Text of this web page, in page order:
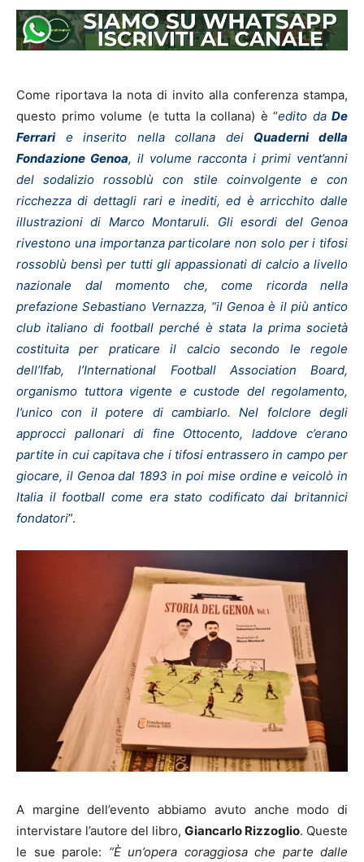
Come riportava la nota di invito alla conferenza stampa,
questo primo volume (e tutta la collana) è “edito da De
Ferrarie inserito nella collana dei Quaderni della
Fondazione Genoa, il volume racconta i primi vent’anni
del sodalizio rossoblù con stile coinvolgente e con
ricchezza di dettagli rari e inediti, ed è arricchito dalle
illustrazioni di Marco Montaruli. Gli esordi del Genoa
rivestono una importanza particolare non solo per i tifosi
rossoblù bensì per tutti gli appassionati di calcio a livello
nazionale dal momento che, come ricorda nella
prefazione Sebastiano Vernazza, “il Genoa è il più antico
club italiano di football perché è stata la prima società
costituita per praticare il calcio secondo le regole
dell’Ifab, l’International Football Association Board,
organismo tuttora vigente e custode del regolamento,
l’unico con il potere di cambiarlo. Nel folclore degli
approcci pallonari di fine Ottocento, laddove c’erano
partite in cui capitava che i tifosi entrassero in campo per
giocare, il Genoa dal 1893 in poi mise ordine e veicolò in
Italia il football come era stato codificato dai britannici
fondatori”.
A margine dell’evento abbiamo avuto anche modo di
intervistare l’autore del libro, Giancarlo Rizzoglio. Queste
le sue parole: “È un’opera coraggiosa che parte dalle